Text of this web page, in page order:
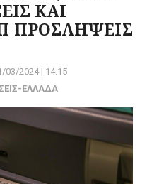
ΚΑΙ
ΠΡΟΣΛΗΨΕΙΣ
03/2024 | 14:15
ΕΛΛΑΔΑ